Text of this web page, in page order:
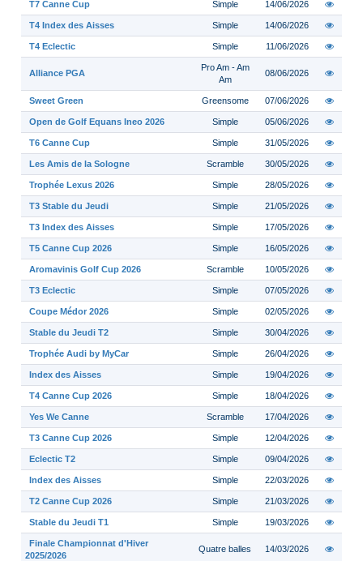
T7 Canne Cup Simple 14/06/2026
T4 Index des Aisses Simple 14/06/2026
T4 Eclectic Simple 11/06/2026
Alliance PGA
Pro Am - Am
Am
08/06/2026
Sweet Green Greensome 07/06/2026
Open de Golf Equans Ineo 2026 Simple 05/06/2026
T6 Canne Cup Simple 31/05/2026
Les Amis de la Sologne Scramble 30/05/2026
Trophée Lexus 2026 Simple 28/05/2026
T3 Stable du Jeudi Simple 21/05/2026
T3 Index des Aisses Simple 17/05/2026
T5 Canne Cup 2026 Simple 16/05/2026
Aromavinis Golf Cup 2026 Scramble 10/05/2026
T3 Eclectic Simple 07/05/2026
Coupe Médor 2026 Simple 02/05/2026
Stable du Jeudi T2 Simple 30/04/2026
Trophée Audi by MyCar Simple 26/04/2026
Index des Aisses Simple 19/04/2026
T4 Canne Cup 2026 Simple 18/04/2026
Yes We Canne Scramble 17/04/2026
T3 Canne Cup 2026 Simple 12/04/2026
Eclectic T2 Simple 09/04/2026
Index des Aisses Simple 22/03/2026
T2 Canne Cup 2026 Simple 21/03/2026
Stable du Jeudi T1 Simple 19/03/2026
Finale Championnat d'Hiver
2025/2026
Quatre balles 14/03/2026